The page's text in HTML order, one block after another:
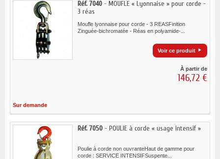
Réf. 7040 - MOUFLE « Lyonnaise » pour corde -
3 réas
Moufle lyonnaise pour corde - 3 REASFinition
Zinguée-bichromatée - Réas en polyamide-...
Voir ce produit
À partir de
146,72 €
Sur demande
Réf. 7050 - POULIE à corde « usage intensif »
Poulie à corde non ouvranteHaut de gamme pour
corde : SERVICE INTENSIFSuspente...